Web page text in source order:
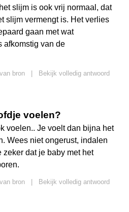
slijm is ook vrij normaal, dat
slijm vermengt is. Het verlies
gaan met wat
afkomstig van de
bron
Bekijk volledig antwoord
voelen?
voelen.. Je voelt dan bijna het
Wees niet ongerust, indalen
dat je baby met het
bron
Bekijk volledig antwoord